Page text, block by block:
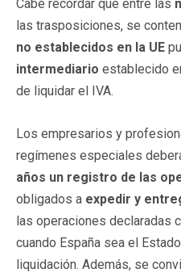
Cabe recordar que entre las
las trasposiciones, se
no establecidos en la UE
intermediario establecido
de liquidar el IVA.
Los empresarios y
regímenes especiales
años un registro de las
obligados a expedir y
las operaciones declaradas
cuando España sea el
liquidación. Además, se